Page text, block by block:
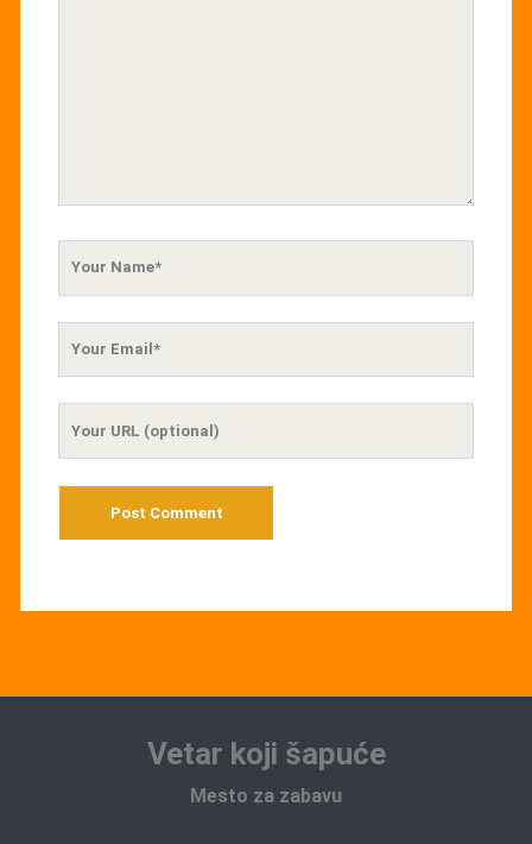
Vetar koji šapuće
Mesto za zabavu